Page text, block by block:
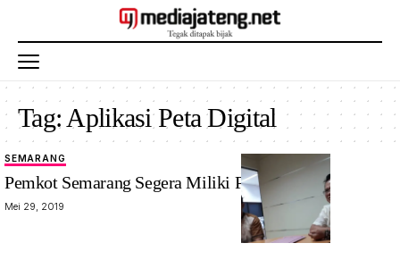
Tag: Aplikasi Peta Digital
SEMARANG
Pemkot Semarang Segera Miliki Peta Digital
Mei 29, 2019